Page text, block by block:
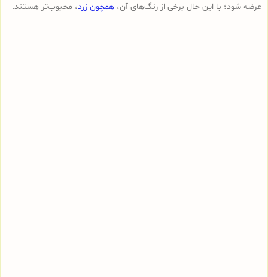
عرضه شود؛ با این حال برخی از رنگ‌های آن، همچون زرد، محبوب‌تر هستند.